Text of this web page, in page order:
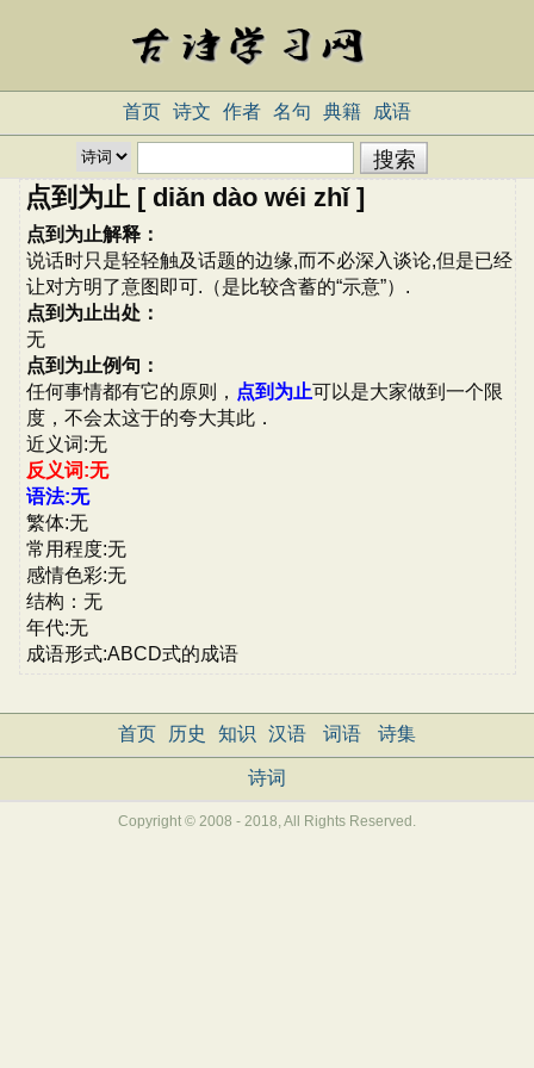
首页 诗文 作者 名句 典籍 成语
点到为止 [ diǎn dào wéi zhǐ ]
点到为止解释：
说话时只是轻轻触及话题的边缘,而不必深入谈论,但是已经
让对方明了意图即可.（是比较含蓄的“示意”）.
点到为止出处：
无
点到为止例句：
任何事情都有它的原则， 点到为止可以是大家做到一个限
度，不会太这于的夸大其此．
近义词:无
反义词:无
语法:无
繁体:无
常用程度:无
感情色彩:无
结构：无
年代:无
成语形式:ABCD式的成语
首页 历史 知识 汉语 词语 诗集
诗词
Copyright © 2008 - 2018, All Rights Reserved.